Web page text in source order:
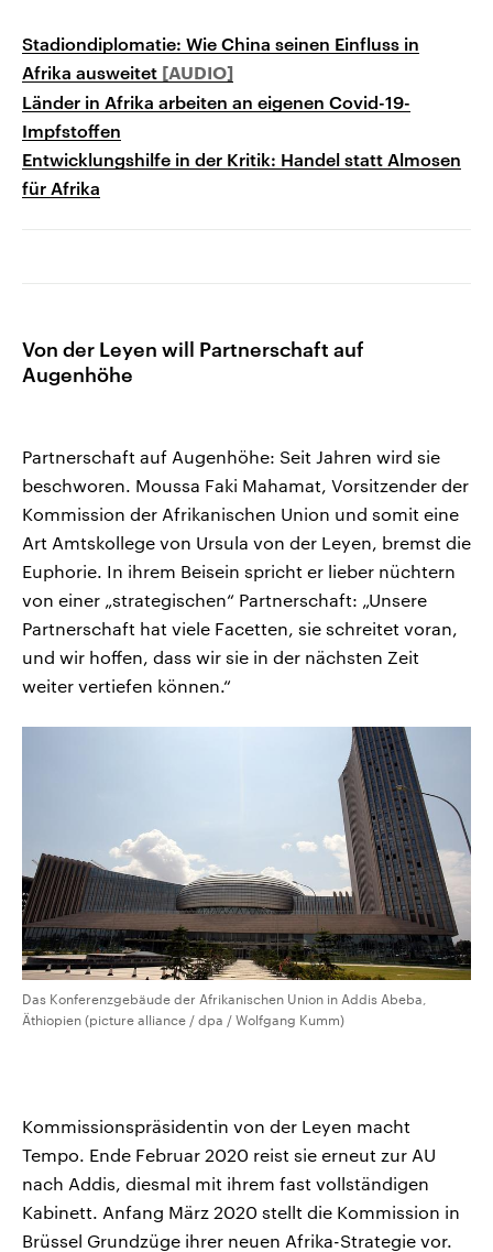
Stadiondiplomatie: Wie China seinen Einfluss in
Afrika ausweitet
Länder in Afrika arbeiten an eigenen Covid-19-
Impfstoffen
Entwicklungshilfe in der Kritik: Handel statt Almosen
für Afrika
Von der Leyen will Partnerschaft auf
Augenhöhe
Partnerschaft auf Augenhöhe: Seit Jahren wird sie
beschworen. Moussa Faki Mahamat, Vorsitzender der
Kommission der Afrikanischen Union und somit eine
Art Amtskollege von Ursula von der Leyen, bremst die
Euphorie. In ihrem Beisein spricht er lieber nüchtern
von einer „strategischen“ Partnerschaft: „Unsere
Partnerschaft hat viele Facetten, sie schreitet voran,
und wir hoffen, dass wir sie in der nächsten Zeit
weiter vertiefen können.“
Das Konferenzgebäude der Afrikanischen Union in Addis Abeba,
Äthiopien (picture alliance / dpa / Wolfgang Kumm)
Kommissionspräsidentin von der Leyen macht
Tempo. Ende Februar 2020 reist sie erneut zur AU
nach Addis, diesmal mit ihrem fast vollständigen
Kabinett. Anfang März 2020 stellt die Kommission in
Brüssel Grundzüge ihrer neuen Afrika-Strategie vor.